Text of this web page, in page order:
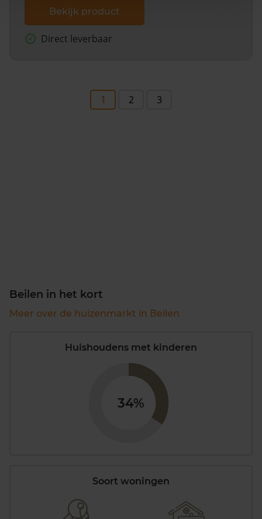
Bekijk product
Direct leverbaar
1 2 3
Beilen in het kort
Meer over de huizenmarkt in Beilen
Huishoudens met kinderen
34%
Soort woningen